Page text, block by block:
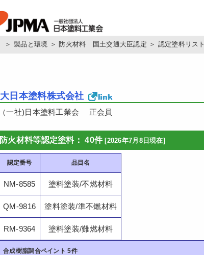
＞製品と環境 ＞ 防火材料 国土交通大臣認定 ＞ 認定塗料リスト
大日本塗料株式会社
（一社)日本塗料工業会 正会員
防火材料等認定塗料： 40件[2026年7月8日現在]
認定番号 品目名
NM-8585 塗料塗装/不燃材料
QM-9816 塗料塗装/準不燃材料
RM-9364 塗料塗装/難燃材料
合成樹脂調合ペイント 5件